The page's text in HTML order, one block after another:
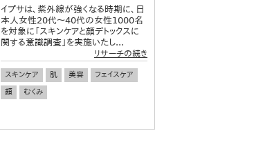
イプサは、紫外線が強くなる時期に、日
本人女性20代～40代の女性1000名
を対象に「スキンケアと顔デトックスに
関する意識調査」を実施いたし...
リサーチの続き
スキンケア 肌 美容
フェイスケア
顔
むくみ